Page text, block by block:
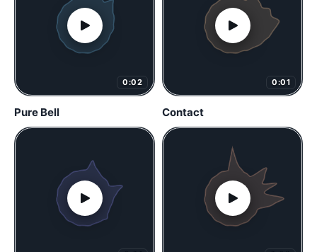
0:02
Pure Bell
0:01
Contact